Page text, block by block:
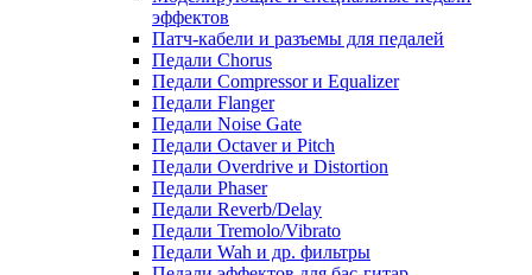
эффектов
Патч-кабели и разъемы для педалей
Педали Chorus
Педали Compressor и Equalizer
Педали Flanger
Педали Noise Gate
Педали Octaver и Pitch
Педали Overdrive и Distortion
Педали Phaser
Педали Reverb/Delay
Педали Tremolo/Vibrato
Педали Wah и др. фильтры